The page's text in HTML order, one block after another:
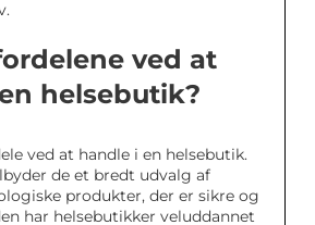
ved at
helsebutik?
ved at handle i en helsebutik.
de et bredt udvalg af
produkter, der er sikre og
har helsebutikker veluddannet